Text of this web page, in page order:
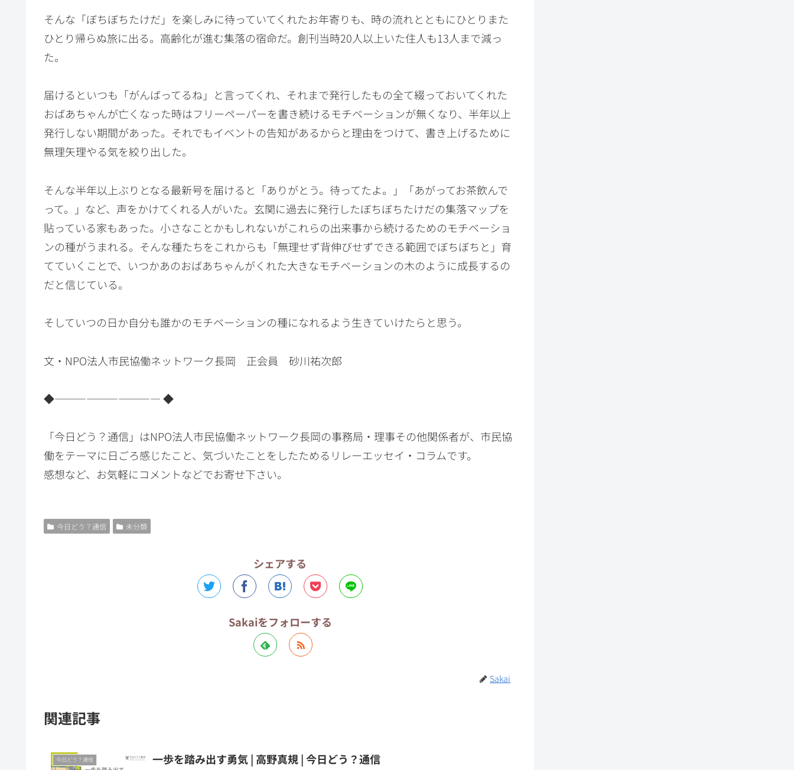
そんな「ぼちぼちたけだ」を楽しみに待っていてくれたお年寄りも、時の流れとともにひとりまた
ひとり帰らぬ旅に出る。高齢化が進む集落の宿命だ。創刊当時20人以上いた住人も13人まで減っ
た。
届けるといつも「がんばってるね」と言ってくれ、それまで発行したもの全て綴っておいてくれた
おばあちゃんが亡くなった時はフリーペーパーを書き続けるモチベーションが無くなり、半年以上
発行しない期間があった。それでもイベントの告知があるからと理由をつけて、書き上げるために
無理矢理やる気を絞り出した。
そんな半年以上ぶりとなる最新号を届けると「ありがとう。待ってたよ。」「あがってお茶飲んで
って。」など、声をかけてくれる人がいた。玄関に過去に発行したぼちぼちたけだの集落マップを
貼っている家もあった。小さなことかもしれないがこれらの出来事から続けるためのモチベーショ
ンの種がうまれる。そんな種たちをこれからも「無理せず背伸びせずできる範囲でぼちぼちと」育
てていくことで、いつかあのおばあちゃんがくれた大きなモチベーションの木のように成長するの
だと信じている。
そしていつの日か自分も誰かのモチベーションの種になれるよう生きていけたらと思う。
文・NPO法人市民協働ネットワーク長岡 正会員 砂川祐次郎
◆―――――――――― ◆
「今日どう？通信」はNPO法人市民協働ネットワーク長岡の事務局・理事その他関係者が、市民協
働をテーマに日ごろ感じたこと、気づいたことをしたためるリレーエッセイ・コラムです。
感想など、お気軽にコメントなどでお寄せ下さい。
今日どう？通信 未分類
シェアする
Sakaiをフォローする
Sakai
関連記事
今日どう？通信 一歩を踏み出す勇気 | 高野真規 | 今日どう？通信